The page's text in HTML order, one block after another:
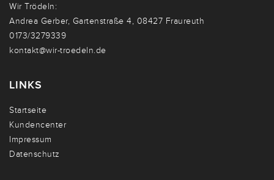
Wir Trödeln:
Andrea Gerber, Gartenstraße 4, 08427 Fraureuth
0173/3279339
kontakt@wir-troedeln.de
LINKS
Startseite
Kundencenter
Impressum
Datenschutz